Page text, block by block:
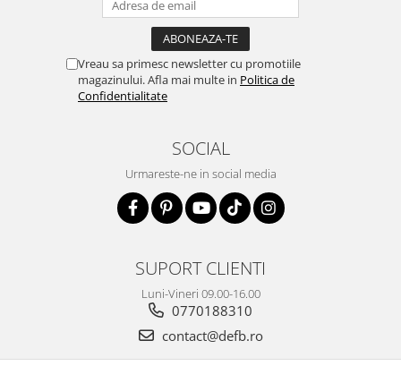
Vreau sa primesc newsletter cu promotiile
magazinului. Afla mai multe in Politica de
Confidentialitate
SOCIAL
Urmareste-ne in social media
SUPORT CLIENTI
Luni-Vineri 09.00-16.00
0770188310
contact@defb.ro